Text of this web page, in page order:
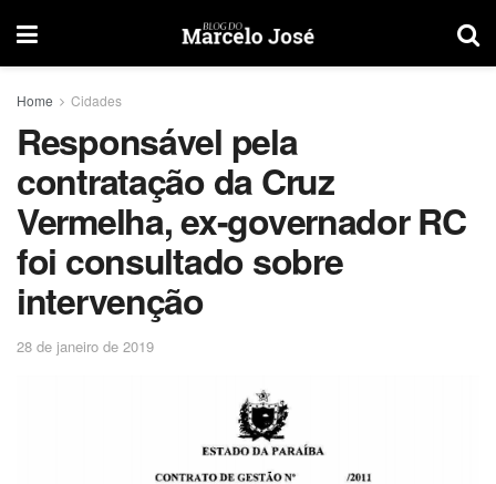
Home Cidades
Responsável pela
contratação da Cruz
Vermelha, ex-governador RC
foi consultado sobre
intervenção
28 de janeiro de 2019